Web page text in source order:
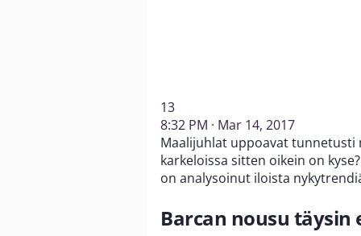
13
8:32 PM · Mar 14, 2017
Maalijuhlat uppoavat tunnetusti
karkeloissa sitten oikein on
on analysoinut iloista
Barcan nousu